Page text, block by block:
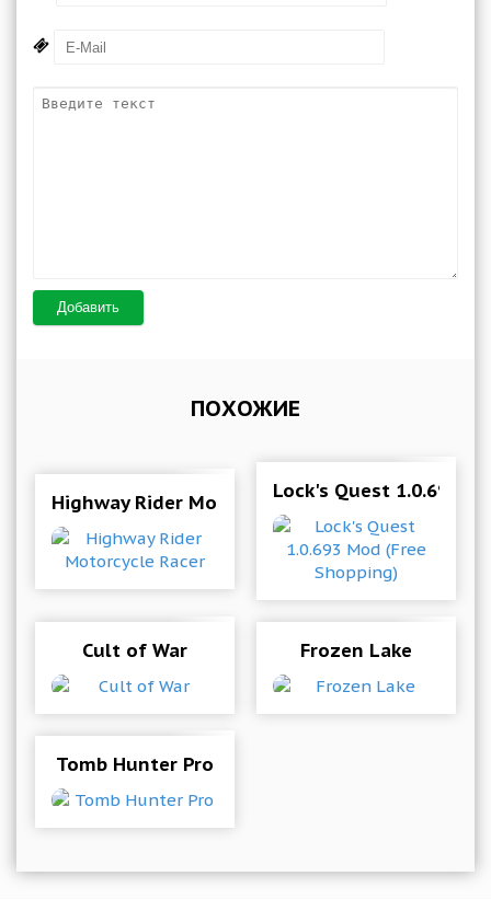
Добавить
ПОХОЖИЕ
Highway Rider Motorcycle RacerLock's Quest 1.0.693
Cult of War Frozen Lake
Tomb Hunter Pro